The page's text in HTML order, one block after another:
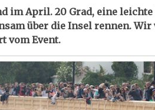
im April. 20 Grad, eine
über die Insel rennen.
vom Event.